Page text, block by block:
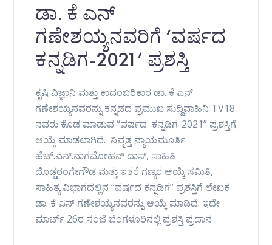
ಡಾ. ಕೆ ಎನ್
ಗಣೇಶಯ್ಯನವರಿಗೆ ‘ವರ್ಷದ
ಕನ್ನಡಿಗ-2021’ ಪ್ರಶಸ್ತಿ
ಕೃಷಿ ವಿಜ್ಞಾನಿ ಮತ್ತು ಕಾದಂಬರಿಕಾರ ಡಾ. ಕೆ ಎನ್
ಗಣೇಶಯ್ಯನವರನ್ನು ಕನ್ನಡದ ಪ್ರಮುಖ ಸುದ್ದಿವಾಹಿನಿ TV18
ನವರು ಕೊಡ ಮಾಡುವ “ವರ್ಷದ ಕನ್ನಡಿಗ-2021” ಪ್ರಶಸ್ತಿಗೆ
ಆಯ್ಕೆ ಮಾಡಲಾಗಿದೆ. ನಿವೃತ್ತ ನ್ಯಾಯಮೂರ್ತಿ
ಹೆಚ್.ಎನ್.ನಾಗಮೋಹನ್ ದಾಸ್, ಸಾಹಿತಿ
ದೊಡ್ಡರಂಗೇಗೌಡ ಮತ್ತು ಇತರೆ ಗಣ್ಯರ ಆಯ್ಕೆ ಸಮಿತಿ,
ಸಾಹಿತ್ಯ ವಿಭಾಗದಲ್ಲಿನ “ವರ್ಷದ ಕನ್ನಡಿಗ” ಪ್ರಶಸ್ತಿಗೆ ಲೇಖಕ
ಡಾ. ಕೆ ಎನ್ ಗಣೇಶಯ್ಯನವರನ್ನು ಆಯ್ಕೆ ಮಾಡಿದೆ. ಇದೇ
ಮಾರ್ಚ್ 26ರ ಸಂಜೆ ಬೆಂಗಳೂರಿನಲ್ಲಿ ಪ್ರಶಸ್ತಿ ಪ್ರದಾನ